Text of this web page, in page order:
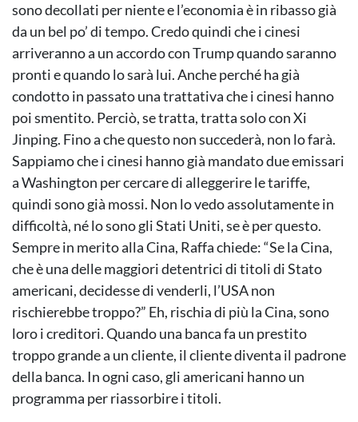
sono decollati per niente e l’economia è in ribasso già
da un bel po’ di tempo. Credo quindi che i cinesi
arriveranno a un accordo con Trump quando saranno
pronti e quando lo sarà lui. Anche perché ha già
condotto in passato una trattativa che i cinesi hanno
poi smentito. Perciò, se tratta, tratta solo con Xi
Jinping. Fino a che questo non succederà, non lo farà.
Sappiamo che i cinesi hanno già mandato due emissari
a Washington per cercare di alleggerire le tariffe,
quindi sono già mossi. Non lo vedo assolutamente in
difficoltà, né lo sono gli Stati Uniti, se è per questo.
Sempre in merito alla Cina, Raffa chiede: “Se la Cina,
che è una delle maggiori detentrici di titoli di Stato
americani, decidesse di venderli, l’USA non
rischierebbe troppo?” Eh, rischia di più la Cina, sono
loro i creditori. Quando una banca fa un prestito
troppo grande a un cliente, il cliente diventa il padrone
della banca. In ogni caso, gli americani hanno un
programma per riassorbire i titoli.